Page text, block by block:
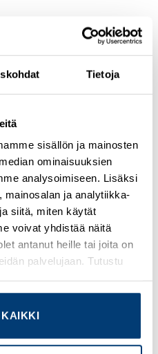
Tietoja
sisällön ja mainosten
ominaisuuksien
analysoimiseen. Lisäksi
mainosalan ja analytiikka-
siitä, miten käytät
voivat yhdistää näitä
antanut heille tai joita on
palvelujaan. Tutustu
ja käyttääksesi
Illuminated pushbutton
WS